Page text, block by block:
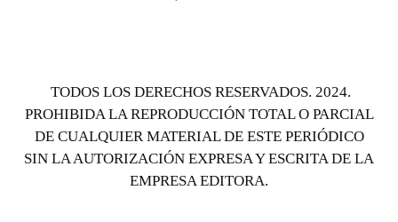
TODOS LOS DERECHOS RESERVADOS. 2024.
PROHIBIDA LA REPRODUCCIÓN TOTAL O PARCIAL
DE CUALQUIER MATERIAL DE ESTE PERIÓDICO
SIN LA AUTORIZACIÓN EXPRESA Y ESCRITA DE LA
EMPRESA EDITORA.